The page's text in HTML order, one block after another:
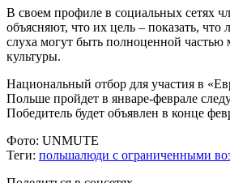
В своем профиле в социальных сетях
объясняют, что их цель – показать,
слуха могут быть полноценной частью
культуры.
Национальный отбор для участия в
Польше пройдет в январе-феврале
Победитель будет объявлен в конце
Фото: UNMUTE
Теги: польшалюди с ограниченными